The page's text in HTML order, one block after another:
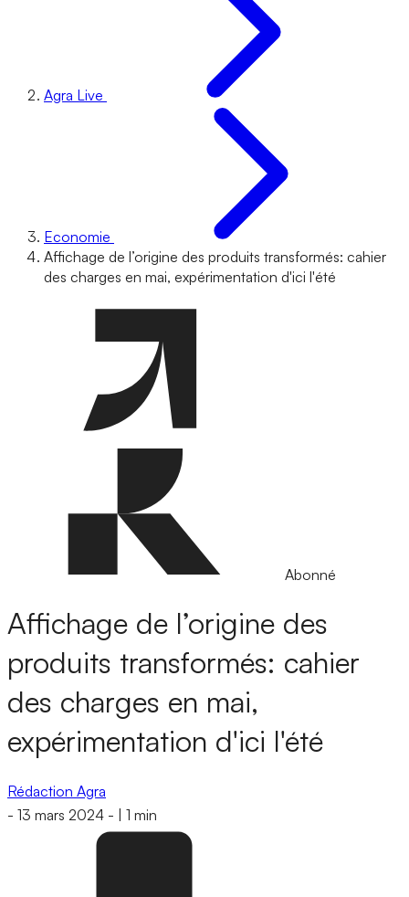
Agra Live
Economie
Affichage de l’origine des produits transformés: cahier
des charges en mai, expérimentation d'ici l'été
Abonné
Affichage de l’origine des
produits transformés: cahier
des charges en mai,
expérimentation d'ici l'été
Rédaction Agra
- 13 mars 2024 - 1 min